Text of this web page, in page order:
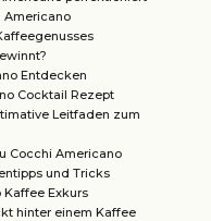
Americano
Entdecken
Cocktail Rezept
Leitfaden zum
Cocchi Americano
und Tricks
Kaffee Exkurs
hinter einem Kaffee